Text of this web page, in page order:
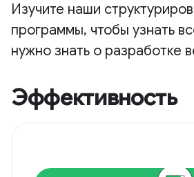
Изучите наши
программы, чтобы узнать
нужно знать о разработке
Эффективность